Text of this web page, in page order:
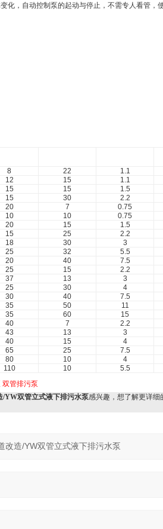
化，自动控制泵的起动与停止，不需专人看管，
8 22 1.1
12 15 1.1
15 15 1.5
15 30 2.2
20 7 0.75
10 10 0.75
20 15 1.5
15 25 2.2
18 30 3
25 32 5.5
20 40 7.5
25 15 2.2
37 13 3
25 30 4
30 40 7.5
35 50 11
35 60 15
40 7 2.2
43 13 3
40 15 4
65 25 7.5
80 10 4
110 10 5.5
双管排污泵
/YW双管立式液下排污水泵感兴趣，想了解更详细